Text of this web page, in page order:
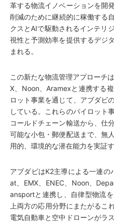
革する物流イノベーションを開
削減のために継続的に稼働する
クスとAIで駆動されるインテリ
視性と予測効率を提供するデジ
まれる。
この新たな物流管理アプローチ
X、Noon、Aramexと連携する
ロット事業を通じて、アブダビ
している。これらのパイロット
コールドチェーン輸送から、仕
可能な小包・郵便配送まで、無
用的、環境的な潜在能力を実証
アブダビはK2主導による一連
at、EMX、ENEC、Noon、
ansportと連携し、自律型物流
上両方の応用分野にまたがるこ
電気自動車と空中ドローンがラ